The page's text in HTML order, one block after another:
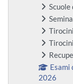
Scuole
Tirocini
Esami
2026